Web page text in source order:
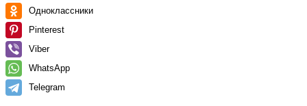
Одноклассники
Pinterest
Viber
WhatsApp
Telegram